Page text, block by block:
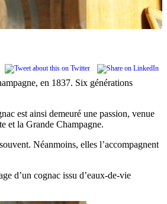
en 1837. Six générations
est ainsi demeuré une passion, venue
et la Grande Champagne.
Néanmoins, elles l’accompagnent
d’un cognac issu d’eaux-de-vie